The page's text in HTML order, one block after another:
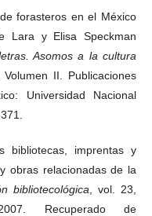
forasteros en el México
Lara y Elisa Speckman
Asomos a la cultura
. Volumen II. Publicaciones
Universidad Nacional
bibliotecas, imprentas y
obras relacionadas de la
bibliotecológica , vol. 23,
Recuperado de